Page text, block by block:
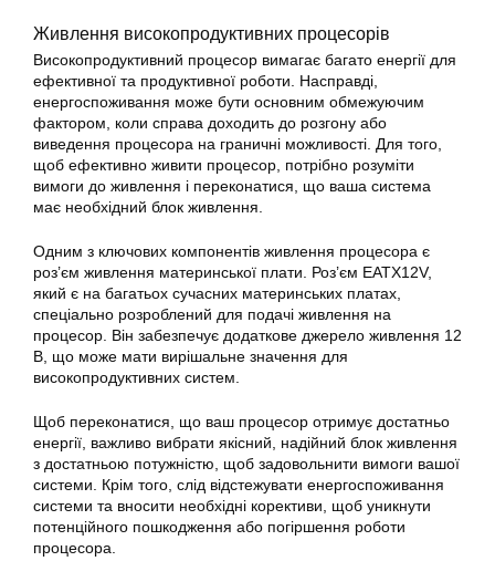
Живлення високопродуктивних процесорів
Високопродуктивний процесор вимагає багато енергії для
ефективної та продуктивної роботи. Насправді,
енергоспоживання може бути основним обмежуючим
фактором, коли справа доходить до розгону або
виведення процесора на граничні можливості. Для того,
щоб ефективно живити процесор, потрібно розуміти
вимоги до живлення і переконатися, що ваша система
має необхідний блок живлення.
Одним з ключових компонентів живлення процесора є
роз’єм живлення материнської плати. Роз’єм EATX12V,
який є на багатьох сучасних материнських платах,
спеціально розроблений для подачі живлення на
процесор. Він забезпечує додаткове джерело живлення 12
В, що може мати вирішальне значення для
високопродуктивних систем.
Щоб переконатися, що ваш процесор отримує достатньо
енергії, важливо вибрати якісний, надійний блок живлення
з достатньою потужністю, щоб задовольнити вимоги вашої
системи. Крім того, слід відстежувати енергоспоживання
системи та вносити необхідні корективи, щоб уникнути
потенційного пошкодження або погіршення роботи
процесора.